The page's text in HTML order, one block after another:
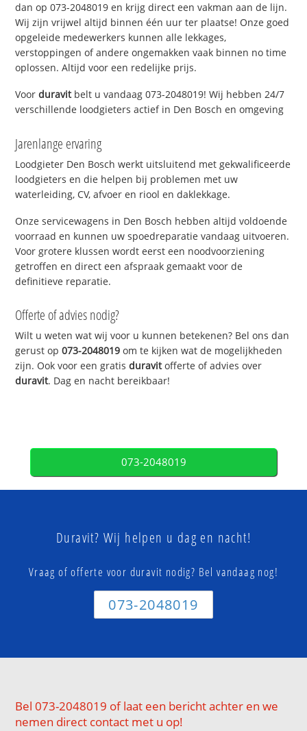
dan op 073-2048019 en krijg direct een vakman aan de lijn.
Wij zijn vrijwel altijd binnen één uur ter plaatse! Onze goed
opgeleide medewerkers kunnen alle lekkages,
verstoppingen of andere ongemakken vaak binnen no time
oplossen. Altijd voor een redelijke prijs.
Voorduravitbelt u vandaag 073-2048019! Wij hebben 24/7
verschillende loodgieters actief in Den Bosch en omgeving
Jarenlange ervaring
Loodgieter Den Bosch werkt uitsluitend met gekwalificeerde
loodgieters en die helpen bij problemen met uw
waterleiding, CV, afvoer en riool en daklekkage.
Onze servicewagens in Den Bosch hebben altijd voldoende
voorraad en kunnen uw spoedreparatie vandaag uitvoeren.
Voor grotere klussen wordt eerst een noodvoorziening
getroffen en direct een afspraak gemaakt voor de
definitieve reparatie.
Offerte of advies nodig?
Wilt u weten wat wij voor u kunnen betekenen? Bel ons dan
gerust op073-2048019 om te kijken wat de mogelijkheden
zijn. Ook voor een gratisduravitofferte of advies over
duravit. Dag en nacht bereikbaar!
073-2048019
Duravit? Wij helpen u dag en nacht!
Vraag of offerte voor duravit nodig? Bel vandaag nog!
073-2048019
Bel 073-2048019 of laat een bericht achter en we
nemen direct contact met u op!